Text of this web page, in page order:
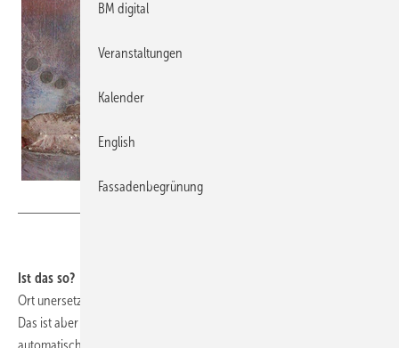
Ist das so?
Ort unersetzlich bleibt und von KI nicht übernommen werden kann.
Das ist aber nur die halbe Wahrheit, denn KI-resistent bedeutet nicht
BM digital
Veranstaltungen
Kalender
English
Fassadenbegrünung